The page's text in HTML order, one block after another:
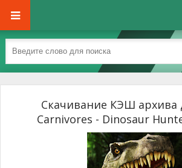
Скачивание КЭШ архива
Carnivores - Dinosaur